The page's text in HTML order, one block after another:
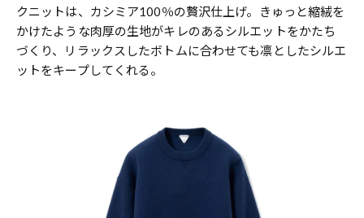
クニットは、カシミア100％の贅沢仕上げ。きゅっと縮絨を
かけたような肉厚の生地がキレのあるシルエットをかたち
づくり、リラックスしたボトムに合わせても凛としたシルエ
ットをキープしてくれる。